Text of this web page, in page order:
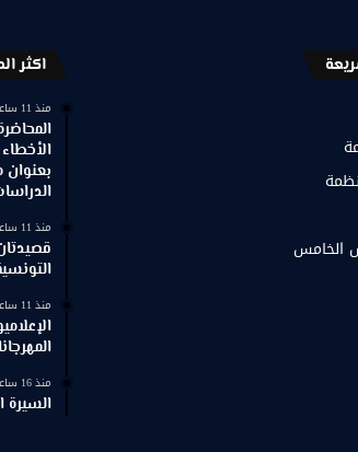
الخامس
اكثر
منذ 11 ساعة
منذ 11 ساعة
منذ 11 ساعة
منذ 16 ساعة
السيرة